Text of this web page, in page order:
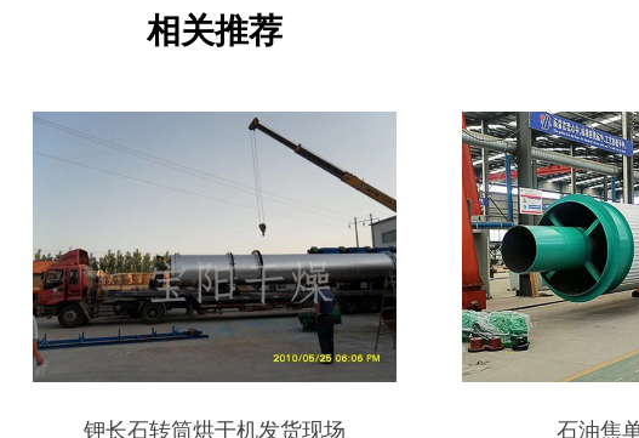
相关推荐
钾长石转筒烘干机发货现场 石油焦单